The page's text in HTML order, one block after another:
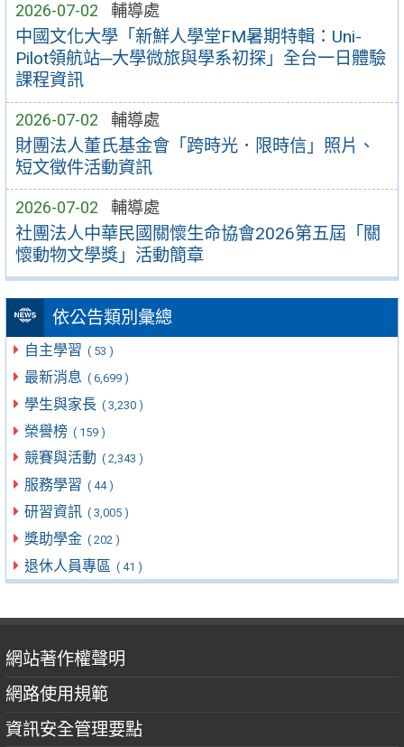
2026-07-02 輔導處
中國文化大學「新鮮人學堂FM暑期特輯：Uni-
Pilot領航站─大學微旅與學系初探」全台一日體驗
課程資訊
2026-07-02 輔導處
財團法人董氏基金會「跨時光．限時信」照片、
短文徵件活動資訊
2026-07-02 輔導處
社團法人中華民國關懷生命協會2026第五屆「關
懷動物文學獎」活動簡章
依公告類別彙總
自主學習 ( 53 )
最新消息 ( 6,699 )
學生與家長 ( 3,230 )
榮譽榜 ( 159 )
競賽與活動 ( 2,343 )
服務學習 ( 44 )
研習資訊 ( 3,005 )
獎助學金 ( 202 )
退休人員專區 ( 41 )
網站著作權聲明
網路使用規範
資訊安全管理要點